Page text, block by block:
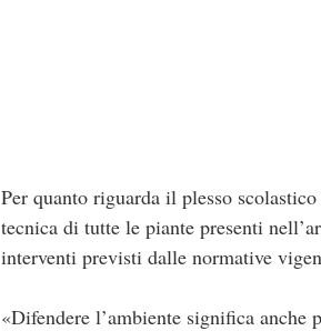
Per quanto riguarda il plesso
tecnica di tutte le piante presenti
interventi previsti dalle normative
«Difendere l’ambiente significa anche